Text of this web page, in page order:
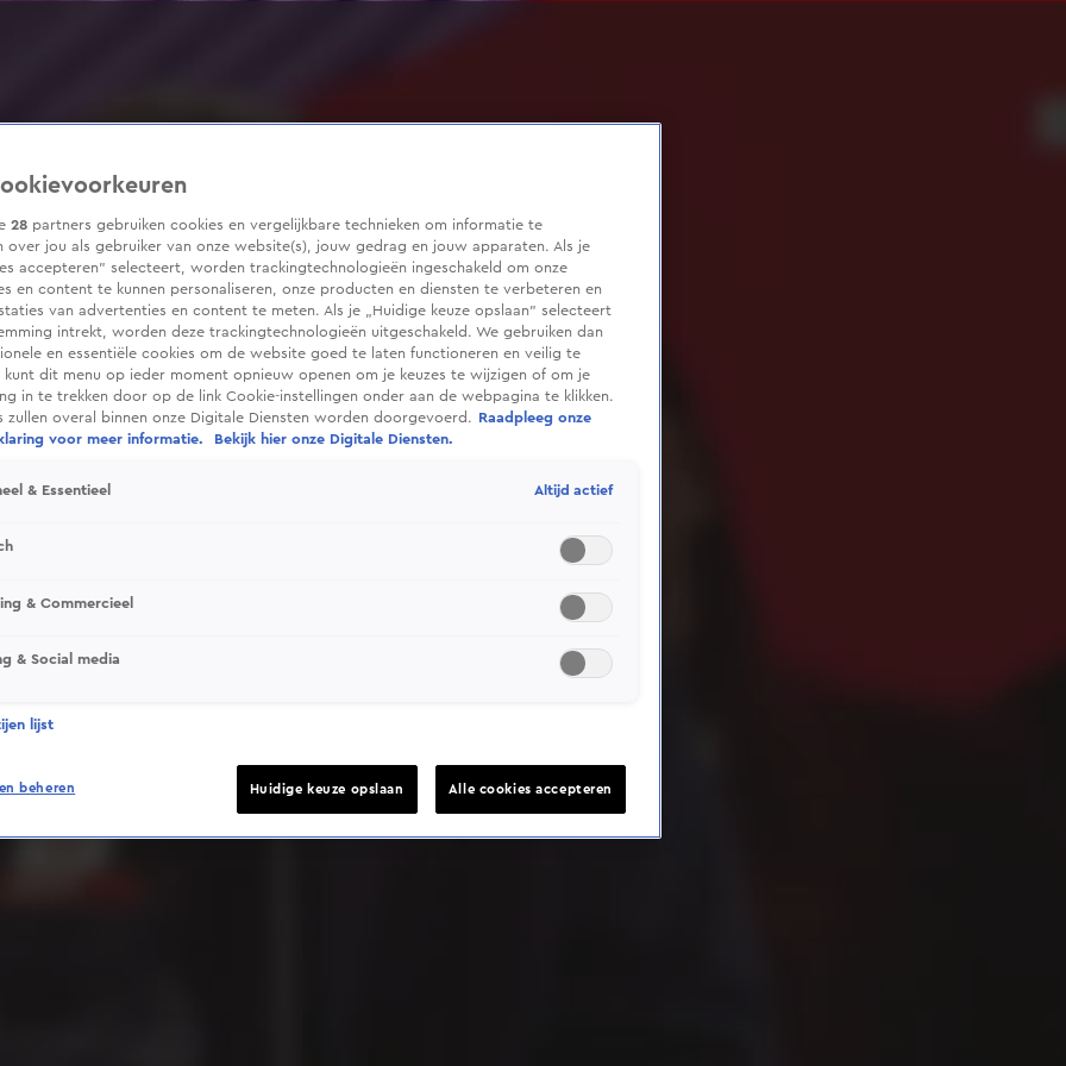
Deze video is niet beschikbaar op je huidige locatie
28 partners gebruiken cookies en vergelijkbare technieken om informatie te
over jou als gebruiker van onze website(s), jouw gedrag en jouw apparaten. Als je
accepteren” selecteert, worden trackingtechnologieën ingeschakeld om onze
en content te kunnen personaliseren, onze producten en diensten te verbeteren en
van advertenties en content te meten. Als je „Huidige keuze opslaan” selecteert
intrekt, worden deze trackingtechnologieën uitgeschakeld. We gebruiken dan
en essentiële cookies om de website goed te laten functioneren en veilig te
kunt dit menu op ieder moment opnieuw openen om je keuzes te wijzigen of om je
in te trekken door op de link Cookie-instellingen onder aan de webpagina te klikken.
zullen overal binnen onze Digitale Diensten worden doorgevoerd.
Raadpleeg onze
voor meer informatie.
Bekijk hier onze Digitale Diensten.
& Essentieel Altijd actief
& Commercieel
& Social media
lijst
beheren Huidige keuze opslaan Alle cookies accepteren